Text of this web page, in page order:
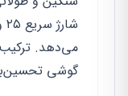
می‌دهد. ترکیب
گوشی